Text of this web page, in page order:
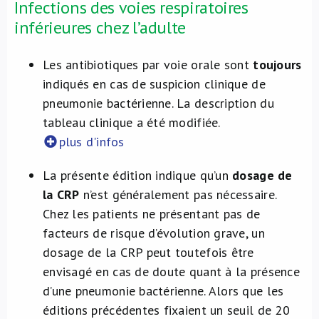
Infections des voies respiratoires
inférieures chez l’adulte
Les antibiotiques par voie orale sont toujours
indiqués en cas de suspicion clinique de
pneumonie bactérienne. La description du
tableau clinique a été modifiée.
plus d'infos
La présente édition indique qu’un dosage de
la CRP n’est généralement pas nécessaire.
Chez les patients ne présentant pas de
facteurs de risque d’évolution grave, un
dosage de la CRP peut toutefois être
envisagé en cas de doute quant à la présence
d’une pneumonie bactérienne. Alors que les
éditions précédentes fixaient un seuil de 20